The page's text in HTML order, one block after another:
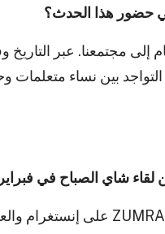
مجتمعنا. عبر التاريخ
بين نساء متعلمات